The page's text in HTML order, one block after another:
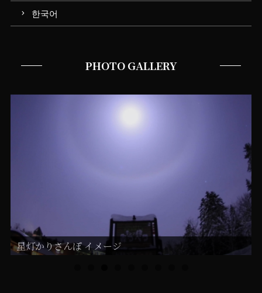
한국어
PHOTO GALLERY
星灯かりさんぽ イメージ